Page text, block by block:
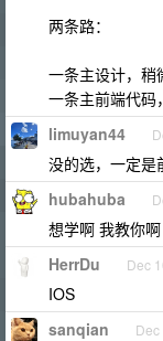
两条路：
一条主设计，稍
一条主前端代码
limuyan44
没的选，一定是
hubahuba
想学啊 我教你
HerrDu Dec
IOS
sanqian